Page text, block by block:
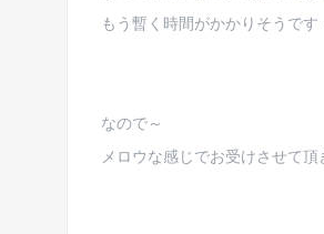
もう暫く時間がかかりそうです
なので～
メロウな感じでお受けさせて頂